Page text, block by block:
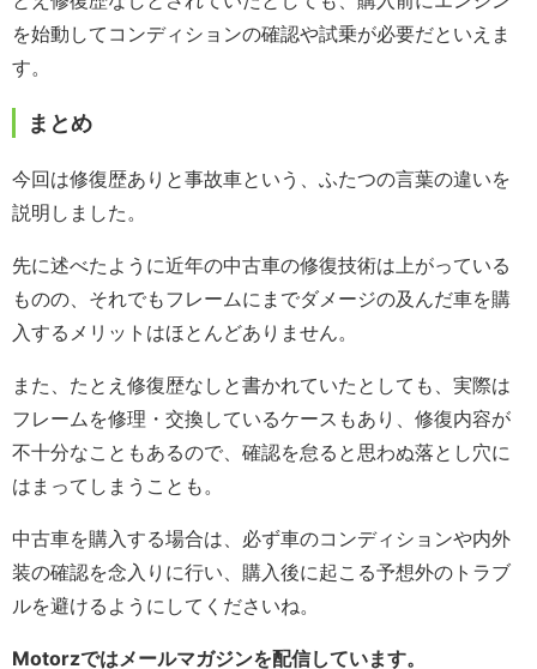
を始動してコンディションの確認や試乗が必要だといえま
す。
まとめ
今回は修復歴ありと事故車という、ふたつの言葉の違いを
説明しました。
先に述べたように近年の中古車の修復技術は上がっている
ものの、それでもフレームにまでダメージの及んだ車を購
入するメリットはほとんどありません。
また、たとえ修復歴なしと書かれていたとしても、実際は
フレームを修理・交換しているケースもあり、修復内容が
不十分なこともあるので、確認を怠ると思わぬ落とし穴に
はまってしまうことも。
中古車を購入する場合は、必ず車のコンディションや内外
装の確認を念入りに行い、購入後に起こる予想外のトラブ
ルを避けるようにしてくださいね。
Motorzではメールマガジンを配信しています。